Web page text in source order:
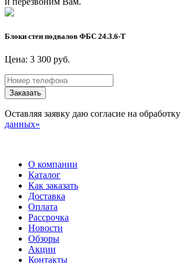
Блоки стен подвалов ФБС 24.3.6-Т
Цена: 3 300 руб.
Заказать
Оставляя заявку даю согласие на обработку
данных»
О компании
Каталог
Как заказать
Доставка
Оплата
Рассрочка
Новости
Обзоры
Акции
Контакты